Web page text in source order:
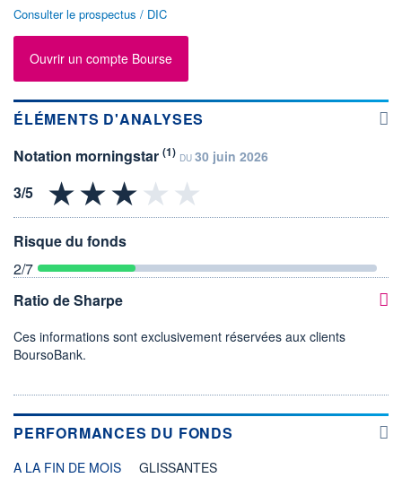
Consulter le prospectus / DIC
Ouvrir un compte Bourse
ÉLÉMENTS D'ANALYSES
Notation morningstar (1) DU 30 juin 2026
Risque du fonds
2/7
Ratio de Sharpe
Ces informations sont exclusivement réservées aux clients
BoursoBank.
PERFORMANCES DU FONDS
A LA FIN DE MOIS GLISSANTES